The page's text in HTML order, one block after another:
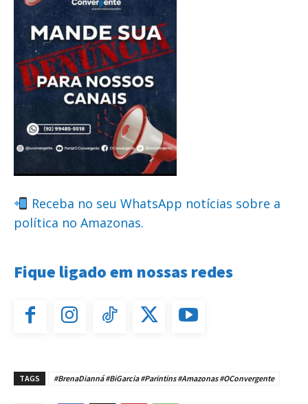
Receba no seu WhatsApp notícias sobre a
política no Amazonas.
Fique ligado em nossas redes
TAGS #BrenaDianná #BiGarcia #Parintins #Amazonas #OConvergente